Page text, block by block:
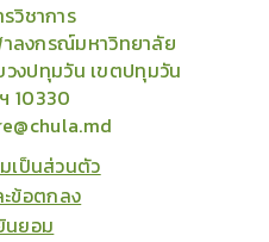
วิชาการ
ลงกรณ์มหาวิทยาลัย
วงปทุมวัน เขตปทุมวัน
10330
เป็นส่วนตัว
ะข้อตกลง
นยอม